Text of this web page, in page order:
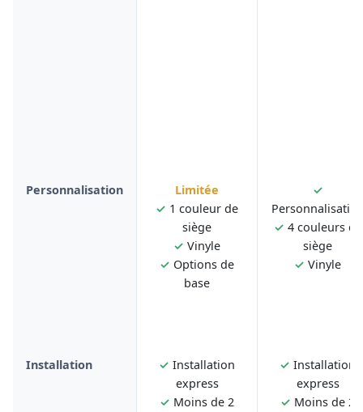
Personnalisation
Limitée
✓ 1 couleur de
siège
✓ Vinyle
✓ Options de
base
✓
✓ 4 couleurs de
siège
✓ Vinyle
Installation ✓ Installation
express
✓ Moins de 2
✓ Installation
express
✓ Moins de 2